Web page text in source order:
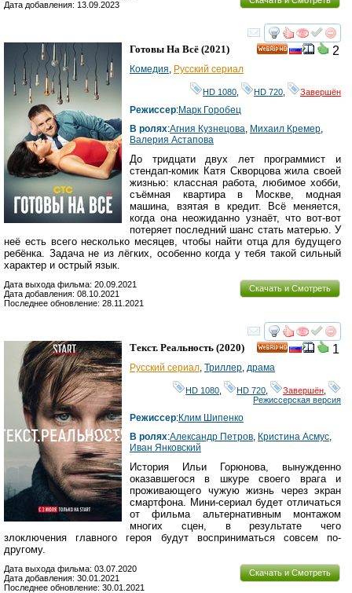
Дата добавления: 13.09.2023
смотреть
2
Готовы На Всё (2021)
Комедия, Русский сериал
HD 1080 HD 720 Завершён
Режиссер:Марк Горобец
В ролях:Агния Кузнецова, Михаил Кремер,
Валерия Астапова
До тридцати двух лет программист и
стендап-комик Катя Скворцова жила своей
жизнью: классная работа, любимое хобби,
съёмная квартира в Москве, модная
машина, взятая в кредит. Всё меняется,
когда она неожиданно узнаёт, что вот-вот
потеряет последний шанс стать матерью. У
неё есть всего несколько месяцев, чтобы найти отца для будущего
ребёнка. Задача не из лёгких, особенно когда у тебя такой сильный
характер и острый язык.
Скачать и Смотреть
Дата выхода фильма: 20.09.2021
Дата добавления: 08.10.2021
Последнее обновление: 28.11.2021
смотреть
1
Текст. Реальность (2020)
Русский сериал, Триллер, драма
HD 1080 HD 720 Завершён
Режиссерская версия
Режиссер:Клим Шипенко
В ролях:Александр Петров, Кристина Асмус,
Иван Янковский
История Ильи Горюнова, вынужденно
оказавшегося в шкуре своего врага и
проживающего чужую жизнь через экран
смартфона. Мини-сериал будет отличаться
от фильма альтернативным монтажом
многих сцен, в результате чего
злоключения главного героя будут восприниматься совсем по-
другому.
Скачать и Смотреть
Дата выхода фильма: 03.07.2020
Дата добавления: 30.01.2021
Последнее обновление: 30.01.2021